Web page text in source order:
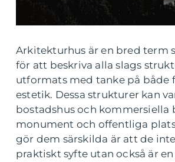
Arkitekturhus är en bred term
för att beskriva alla slags
utformats med tanke på både
estetik. Dessa strukturer kan
bostadshus och kommersiella
monument och offentliga
gör dem särskilda är att de
praktiskt syfte utan också är